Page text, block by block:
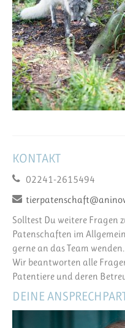
KONTAKT
02241-2615494
Solltest Du weitere Fragen
Patenschaften im
gerne an das Team wenden.
Wir beantworten alle
Patentiere und deren
DEINE